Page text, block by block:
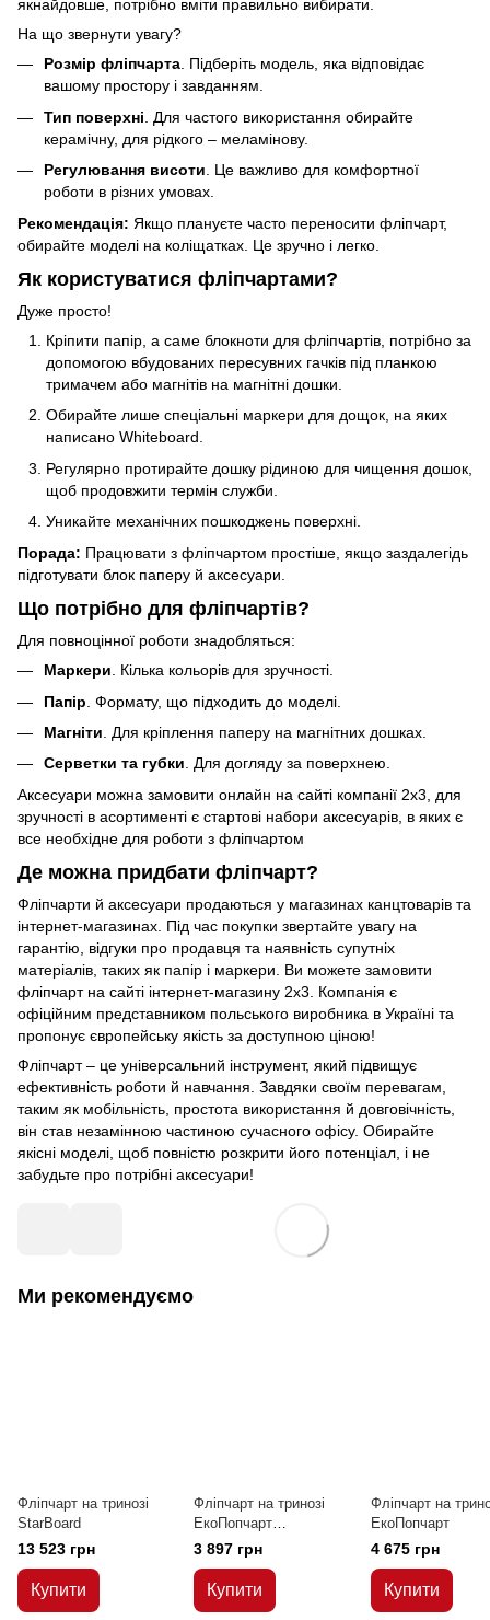
якнайдовше, потрібно вміти правильно вибирати.
На що звернути увагу?
Розмір фліпчарта. Підберіть модель, яка відповідає
вашому простору і завданням.
Тип поверхні . Для частого використання обирайте
керамічну, для рідкого – меламінову.
Регулювання висоти . Це важливо для комфортної
роботи в різних умовах.
Рекомендація: Якщо плануєте часто переносити фліпчарт,
обирайте моделі на коліщатках. Це зручно і легко.
Як користуватися фліпчартами?
Дуже просто!
Кріпити папір, а саме блокноти для фліпчартів, потрібно за
допомогою вбудованих пересувних гачків під планкою
тримачем або магнітів на магнітні дошки.
Обирайте лише спеціальні маркери для дощок, на яких
написано Whiteboard.
Регулярно протирайте дошку рідиною для чищення дошок,
щоб продовжити термін служби.
Уникайте механічних пошкоджень поверхні.
Порада: Працювати з фліпчартом простіше, якщо заздалегідь
підготувати блок паперу й аксесуари.
Що потрібно для фліпчартів?
Для повноцінної роботи знадобляться:
Маркери. Кілька кольорів для зручності.
Папір . Формату, що підходить до моделі.
Магніти . Для кріплення паперу на магнітних дошках.
Серветки та губки. Для догляду за поверхнею.
Аксесуари можна замовити онлайн на сайті компанії 2х3, для
зручності в асортименті є стартові набори аксесуарів, в яких є
все необхідне для роботи з фліпчартом
Де можна придбати фліпчарт?
Фліпчарти й аксесуари продаються у магазинах канцтоварів та
інтернет-магазинах. Під час покупки звертайте увагу на
гарантію, відгуки про продавця та наявність супутніх
матеріалів, таких як папір і маркери. Ви можете замовити
фліпчарт на сайті інтернет-магазину 2х3. Компанія є
офіційним представником польського виробника в Україні та
пропонує європейську якість за доступною ціною!
Фліпчарт – це універсальний інструмент, який підвищує
ефективність роботи й навчання. Завдяки своїм перевагам,
таким як мобільність, простота використання й довговічність,
він став незамінною частиною сучасного офісу. Обирайте
якісні моделі, щоб повністю розкрити його потенціал, і не
забудьте про потрібні аксесуари!
Ми рекомендуємо
Фліпчарт на тринозі
StarBoard
13 523 грн
Купити
Фліпчарт на тринозі
ЕкоПопчарт
немагнітний з
меламіновою
поверхнею
3 897 грн
Купити
Фліпчарт на
ЕкоПопчарт
4 675 грн
Купити